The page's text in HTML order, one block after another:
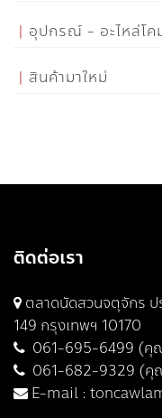
อุปกรณ์ - อะไหล่โค
สินค้ามาใหม่
ติดต่อเรา
ตลาดนัดสวนจตุจักร ป
149 กรุงเทพฯ 10170
061-695-6499 (คุ
061-682-9329 (
E-mail :